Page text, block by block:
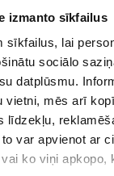
izmanto sīkfailus
sīkfailus, lai
sociālo
datplūsmu.
vietni, mēs arī
līdzekļu,
var apvienot ar
ko viņi apkopo,
68